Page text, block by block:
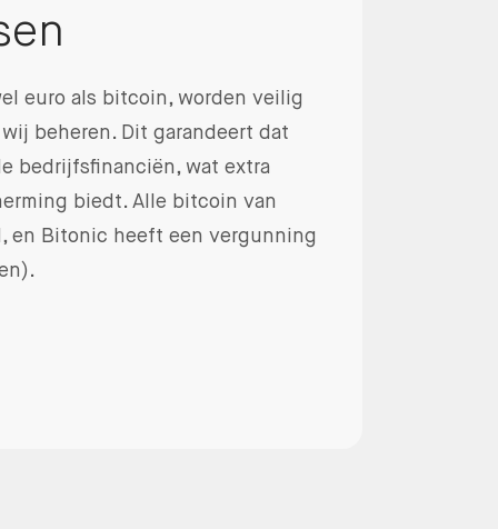
euro als bitcoin, worden veilig
beheren. Dit garandeert dat
bedrijfsfinanciën, wat extra
biedt. Alle bitcoin van
en Bitonic heeft een vergunning